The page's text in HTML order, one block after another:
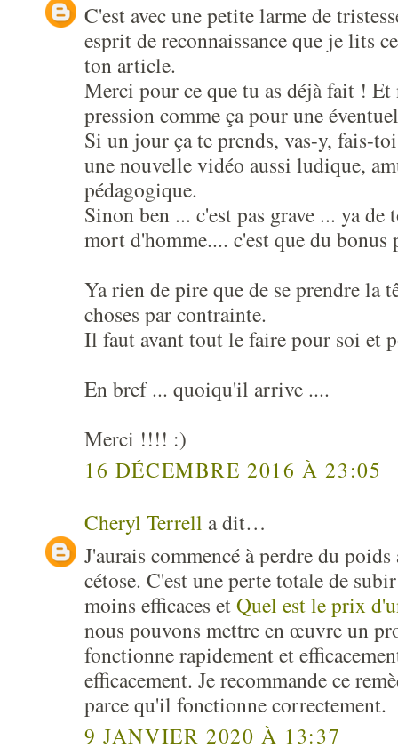
C'est avec une petite larme de
esprit de reconnaissance que je lits
ton article.
Merci pour ce que tu as déjà fait ! Et
pression comme ça pour une
Si un jour ça te prends, vas-y, fais-
une nouvelle vidéo aussi ludique,
pédagogique.
Sinon ben ... c'est pas grave ... ya de
mort d'homme.... c'est que du bonus
Ya rien de pire que de se prendre la
choses par contrainte.
Il faut avant tout le faire pour soi et
En bref ... quoiqu'il arrive ....
Merci !!!! :)
16 DÉCEMBRE 2016 À 23:05
Cheryl Terrell a dit…
J'aurais commencé à perdre du poids
cétose. C'est une perte totale de
moins efficaces etQuel est le prix
nous pouvons mettre en œuvre un
fonctionne rapidement et
efficacement. Je recommande ce
parce qu'il fonctionne correctement.
9 JANVIER 2020 À 13:37